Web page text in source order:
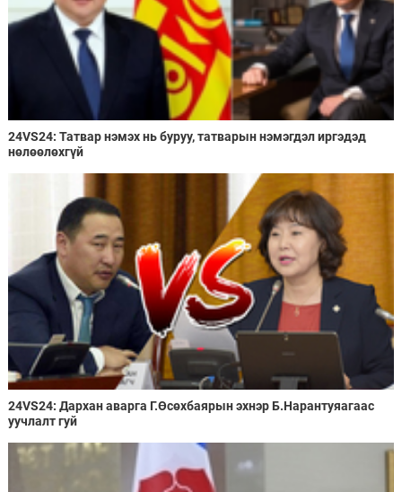
24VS24: Татвар нэмэх нь буруу, татварын нэмэгдэл иргэдэд
нөлөөлөхгүй
24VS24: Дархан аварга Г.Өсөхбаярын эхнэр Б.Нарантуяагаас
уучлалт гуй